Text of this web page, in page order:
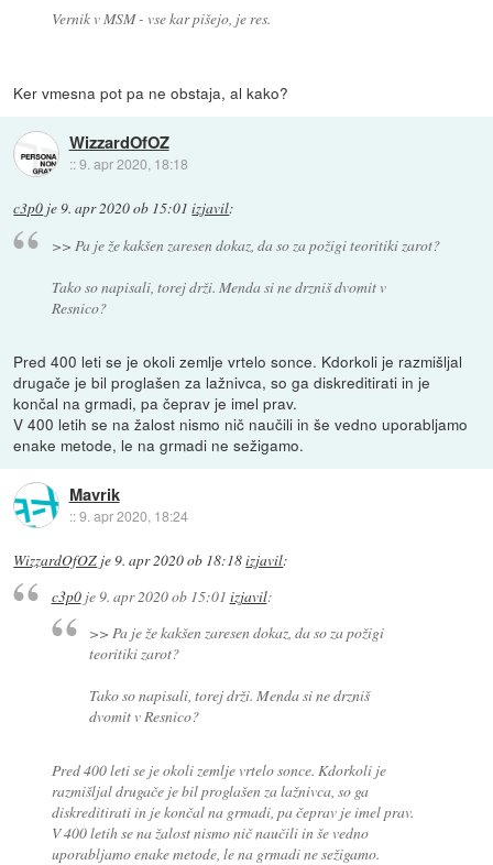
Vernik v MSM - vse kar pišejo, je res.
Ker vmesna pot pa ne obstaja, al kako?
WizzardOfOZ
::9. apr 2020, 18:18
c3p0 je9. apr 2020 ob 15:01 izjavil:
>> Pa je že kakšen zaresen dokaz, da so za požigi teoritiki zarot?
Tako so napisali, torej drži. Menda si ne drzniš dvomit v
Resnico?
Pred 400 leti se je okoli zemlje vrtelo sonce. Kdorkoli je razmišljal
drugače je bil proglašen za lažnivca, so ga diskreditirati in je
končal na grmadi, pa čeprav je imel prav.
V 400 letih se na žalost nismo nič naučili in še vedno uporabljamo
enake metode, le na grmadi ne sežigamo.
Mavrik
::9. apr 2020, 18:24
WizzardOfOZ je9. apr 2020 ob 18:18izjavil:
c3p0je9. apr 2020 ob 15:01 izjavil:
>> Pa je že kakšen zaresen dokaz, da so za požigi
teoritiki zarot?
Tako so napisali, torej drži. Menda si ne drzniš
dvomit v Resnico?
Pred 400 leti se je okoli zemlje vrtelo sonce. Kdorkoli je
razmišljal drugače je bil proglašen za lažnivca, so ga
diskreditirati in je končal na grmadi, pa čeprav je imel prav.
V 400 letih se na žalost nismo nič naučili in še vedno
uporabljamo enake metode, le na grmadi ne sežigamo.